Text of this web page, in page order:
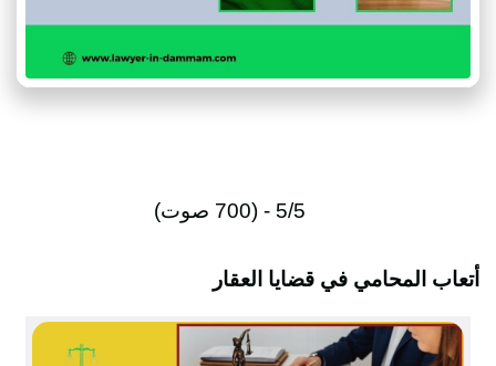
5/5 - (700 صوت)
أتعاب المحامي في قضايا العقار